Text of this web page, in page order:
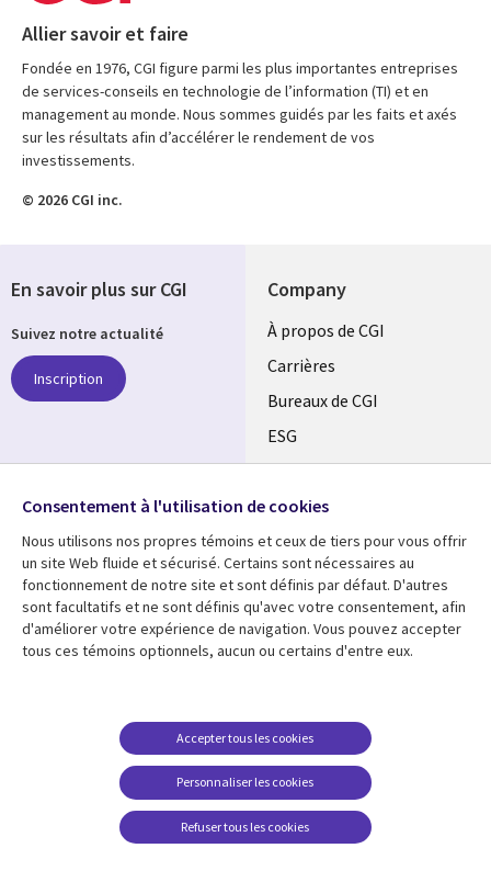
Allier savoir et faire
Fondée en 1976, CGI figure parmi les plus importantes entreprises
de services-conseils en technologie de l’information (TI) et en
management au monde. Nous sommes guidés par les faits et axés
sur les résultats afin d’accélérer le rendement de vos
investissements.
© 2026 CGI inc.
Company
Useful
links
CANADA
FR
À propos de CGI
Carrières
Bureaux de CGI
ESG
Alliances
Ressources
Library
CANADA
Articles
Communiqués
Points de vue
Support
Legal
FR
Restrictions et
Confidentialité
Accessibilité
Centre de gestion des
témoins
En savoir plus sur CGI
Suivez notre actualité
Inscription
Media
CANADA
Consentement à l'utilisation de cookies
Nous utilisons nos propres témoins et ceux de tiers pour vous offrir
un site Web fluide et sécurisé. Certains sont nécessaires au
fonctionnement de notre site et sont définis par défaut. D'autres
sont facultatifs et ne sont définis qu'avec votre consentement, afin
d'améliorer votre expérience de navigation. Vous pouvez accepter
tous ces témoins optionnels, aucun ou certains d'entre eux.
Personnaliser les cookies
Accepter tous les cookies
Refuser tous les cookies